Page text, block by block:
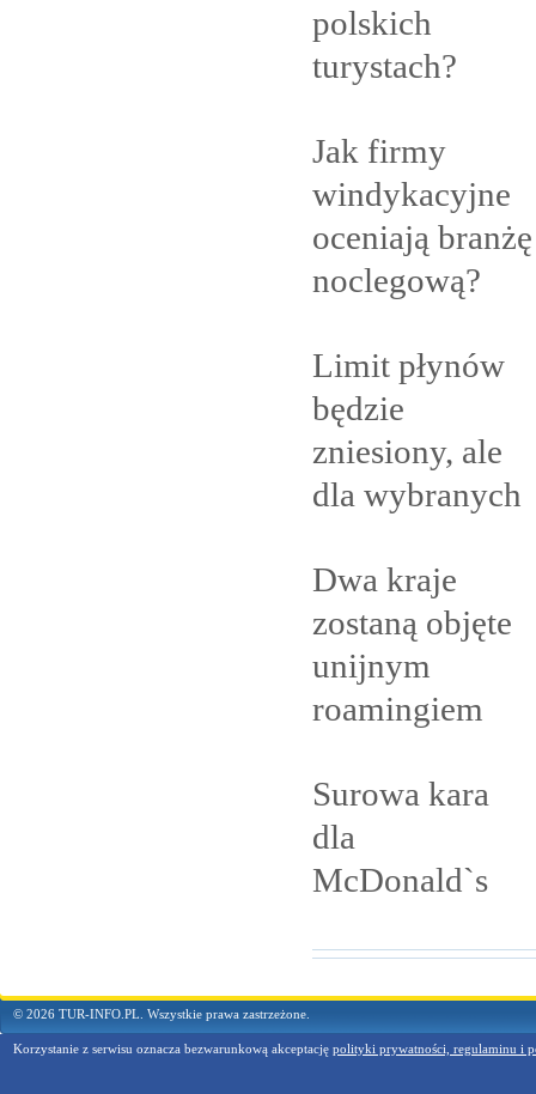
polskich
turystach?
Jak firmy
windykacyjne
oceniają branżę
noclegową?
Limit płynów
będzie
zniesiony, ale
dla wybranych
Dwa kraje
zostaną objęte
unijnym
roamingiem
Surowa kara
dla
McDonald`s
© 2026 TUR-INFO.PL. Wszystkie prawa zastrzeżone.
Korzystanie z serwisu oznacza bezwarunkową akceptację polityki prywatności, regulaminu i